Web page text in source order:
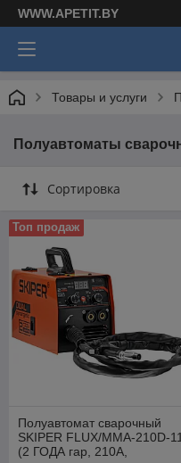
WWW.APETIT.BY
Товары и услуги
Полуавтоматы
Сортировка
Топ продаж
Полуавтомат сварочный
SKIPER FLUX/MMA-210D-11
(2 ГОДА гар, 210A,